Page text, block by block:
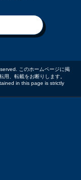
このホームページに掲
用、転載をお断りします。
in this page is strictly